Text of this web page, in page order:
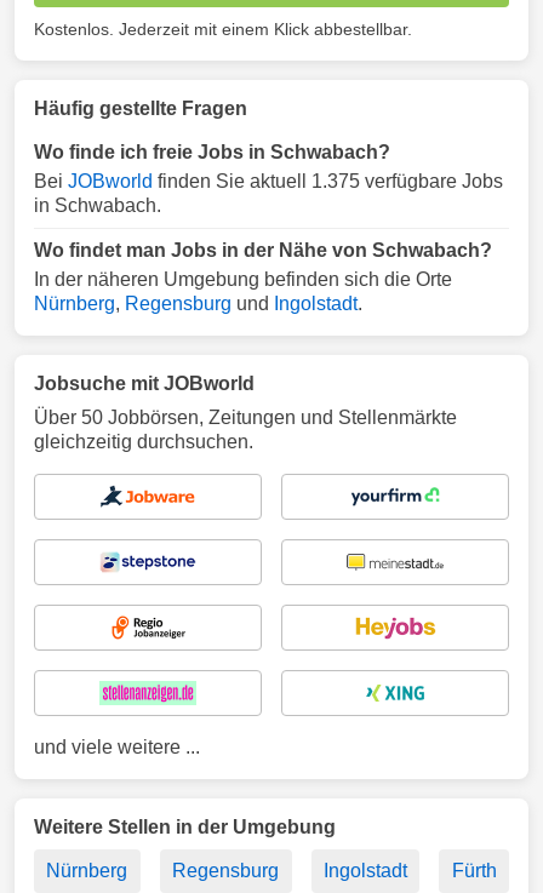
Kostenlos. Jederzeit mit einem Klick abbestellbar.
Häufig gestellte Fragen
Wo finde ich freie Jobs in Schwabach?
Bei JOBworld finden Sie aktuell 1.375 verfügbare Jobs
in Schwabach.
Wo findet man Jobs in der Nähe von Schwabach?
In der näheren Umgebung befinden sich die Orte
Nürnberg, Regensburg und Ingolstadt.
Jobsuche mit JOBworld
Über 50 Jobbörsen, Zeitungen und Stellenmärkte
gleichzeitig durchsuchen.
und viele weitere ...
Weitere Stellen in der Umgebung
Nürnberg Regensburg Ingolstadt Fürth